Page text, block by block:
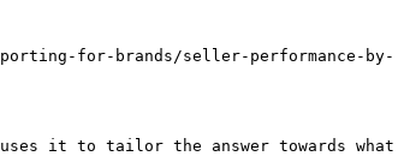
for-brands/seller-performance-by-
it to tailor the answer towards what